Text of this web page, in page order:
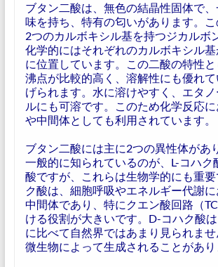
ブタン二酸は、無色の結晶性固体で
味を持ち、特有の匂いがあります。こ
2つのカルボキシル基を持つジカルボ
化学的にはそれぞれのカルボキシル
に位置しています。この二酸の特性
沸点が比較的高く、溶解性にも優れ
げられます。水に溶けやすく、エタ
ルにも可溶です。このため化学反応
や中間体としても利用されています。
ブタン二酸には主に2つの異性体があ
一般的に知られているのが、L-コハク
酸ですが、これらは生物学的にも重要
ク酸は、細胞呼吸やエネルギー代謝
中間体であり、特にクエン酸回路（
ける役割が大きいです。D-コハク酸
に比べて自然界ではあまり見られま
微生物によって生成されることがあり